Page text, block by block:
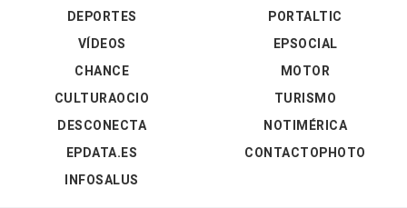
DEPORTES
VÍDEOS
PORTALTIC
EPSOCIAL
CHANCE
CULTURAOCIO
DESCONECTA
EPDATA.ES
INFOSALUS
MOTOR
TURISMO
NOTIMÉRICA
CONTACTOPHOTO